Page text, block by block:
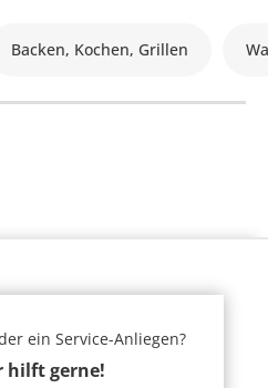
Backen, Kochen, Grillen
ein Service-Anliegen?
hilft gerne!